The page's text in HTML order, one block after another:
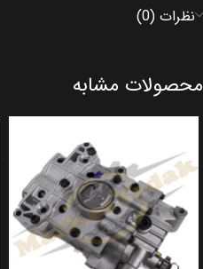
نظرات (0)
محصولات مشابه